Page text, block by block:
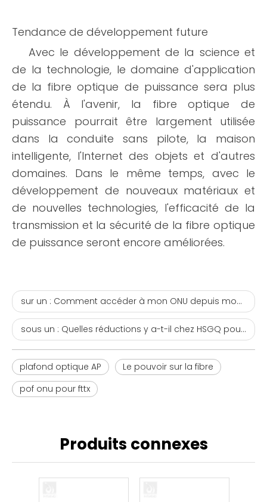
Tendance de développement future
Avec le développement de la science et
de la technologie, le domaine d'application
de la fibre optique de puissance sera plus
étendu. À l'avenir, la fibre optique de
puissance pourrait être largement utilisée
dans la conduite sans pilote, la maison
intelligente, l'Internet des objets et d'autres
domaines. Dans le même temps, avec le
développement de nouveaux matériaux et
de nouvelles technologies, l'efficacité de la
transmission et la sécurité de la fibre optique
de puissance seront encore améliorées.
sur un : Comment accéder à mon ONU depuis mon routeur?
sous un : Quelles réductions y a-t-il chez HSGQ pour Noël ?
plafond optique AP
Le pouvoir sur la fibre
pof onu pour fttx
Produits connexes